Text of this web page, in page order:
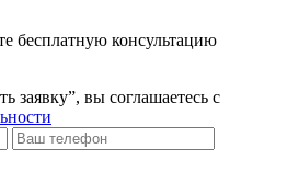
бесплатную консультацию
заявку”, вы соглашаетесь с